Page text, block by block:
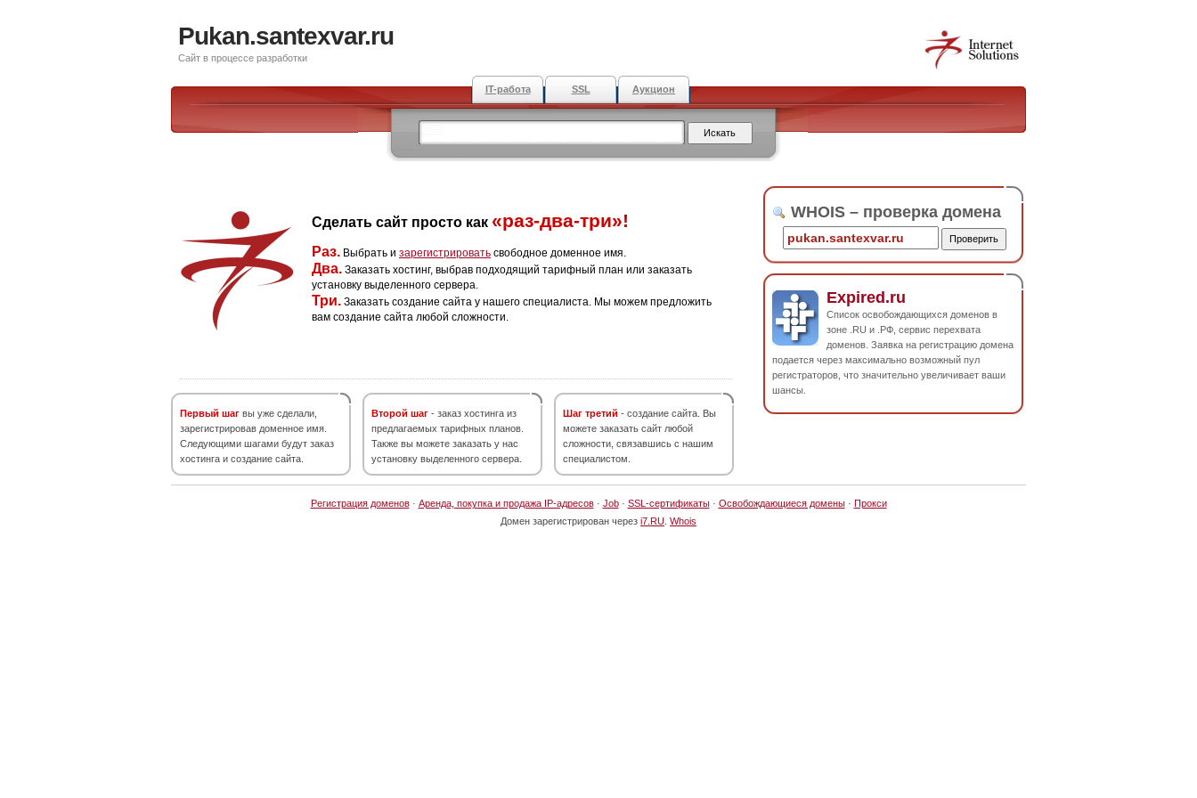
Pukan.santexvar.ru
Сайт в процессе разработки
IT-работа SSL Аукцион
Сделать сайт просто как «раз-два-три»!
Раз. Выбрать и зарегистрировать свободное доменное имя.
Два. Заказать хостинг, выбрав подходящий тарифный план или заказать
установку выделенного сервера.
Три. Заказать создание сайта у нашего специалиста. Мы можем предложить
вам создание сайта любой сложности.
Первый шаг вы уже сделали,
зарегистрировав доменное имя.
Следующими шагами будут заказ
хостинга и создание сайта.
Второй шаг - заказ хостинга из
предлагаемых тарифных планов.
Также вы можете заказать у нас
установку выделенного сервера.
Шаг третий - создание сайта. Вы
можете заказать сайт любой
сложности, связавшись с нашим
специалистом.
WHOIS – проверка домена
Expired.ru
Список освобождающихся доменов в
зоне .RU и .РФ, сервис перехвата
доменов. Заявка на регистрацию домена
подается через максимально возможный пул
регистраторов, что значительно увеличивает ваши
шансы.
Регистрация доменов· Аренда, покупка и продажа IP-адресов· Job· SSL-сертификаты· Освобождающиеся домены· Прокси
Домен зарегистрирован через i7.RU Whois